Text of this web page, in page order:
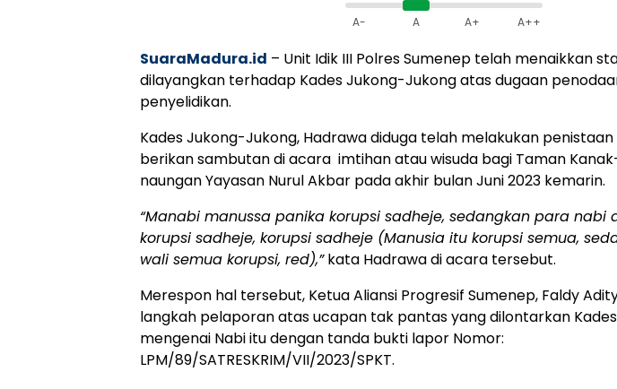
A- A A+ A++
SuaraMadura.id – Unit Idik III Polres Sumenep telah menaikkan
dilayangkan terhadap Kades Jukong-Jukong atas dugaan
penyelidikan.
Kades Jukong-Jukong, Hadrawa diduga telah melakukan
berikan sambutan di acara imtihan atau wisuda bagi Taman
naungan Yayasan Nurul Akbar pada akhir bulan Juni 2023 kemarin.
“Manabi manussa panika korupsi sadheje, sedangkan para nabi
korupsi sadheje, korupsi sadheje (Manusia itu korupsi semua,
wali semua korupsi, red),”kata Hadrawa di acara tersebut.
Merespon hal tersebut, Ketua Aliansi Progresif Sumenep, Faldy
langkah pelaporan atas ucapan tak pantas yang dilontarkan
mengenai Nabi itu dengan tanda bukti lapor Nomor:
LPM/89/SATRESKRIM/VII/2023/SPKT.